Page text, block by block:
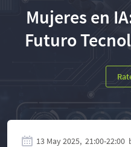
Mujeres en
Futuro
13 May 2025, 21:00-22:00